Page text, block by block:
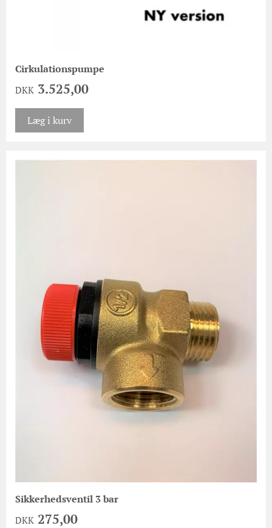
Cirkulationspumpe
DKK 3.525,00
Læg i kurv
Sikkerhedsventil 3 bar
DKK 275,00